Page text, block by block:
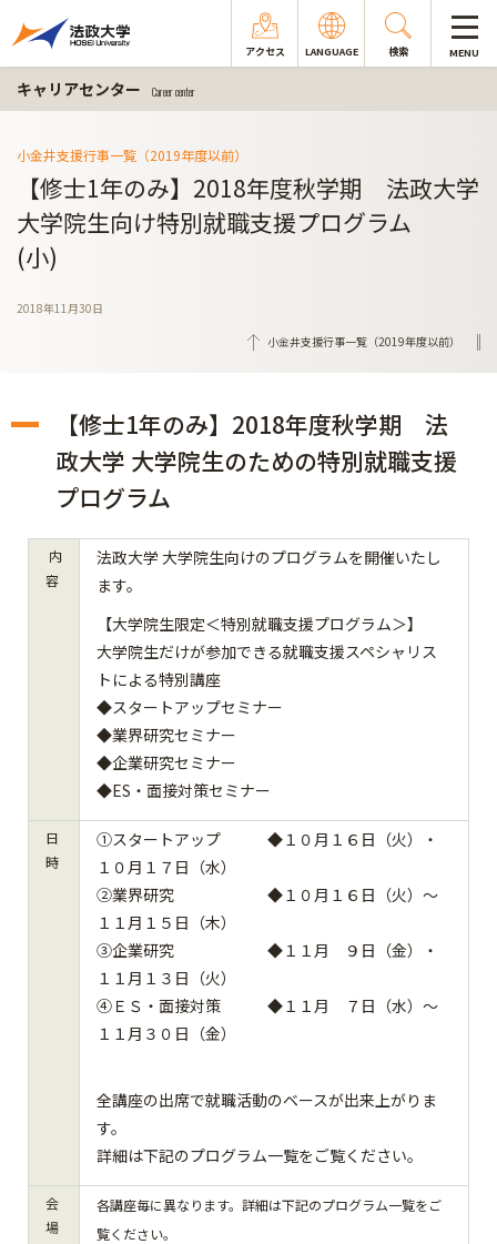
アクセス LANGUAGE 検索 MENU
キャリアセンター Career center
小金井支援行事一覧（2019年度以前）
【修士1年のみ】2018年度秋学期 法政大学
大学院生向け特別就職支援プログラム
(小)
2018年11月30日
小金井支援行事一覧（2019年度以前）
【修士1年のみ】2018年度秋学期 法
政大学 大学院生のための特別就職支援
プログラム
内
容
法政大学 大学院生向けのプログラムを開催いたし
ます。
【大学院生限定＜特別就職支援プログラム＞】
大学院生だけが参加できる就職支援スペシャリス
トによる特別講座
◆スタートアップセミナー
◆業界研究セミナー
◆企業研究セミナー
◆ES・面接対策セミナー
日
時
①スタートアップ ◆１０月１６日（火）・
１０月１７日（水）
②業界研究 ◆１０月１６日（火）～
１１月１５日（木）
③企業研究 ◆１１月 ９日（金）・
１１月１３日（火）
④ＥＳ・面接対策 ◆１１月 ７日（水）～
１１月３０日（金）
全講座の出席で就職活動のベースが出来上がりま
す。
詳細は下記のプログラム一覧をご覧ください。
会
場
各講座毎に異なります。詳細は下記のプログラム一覧をご
覧ください。